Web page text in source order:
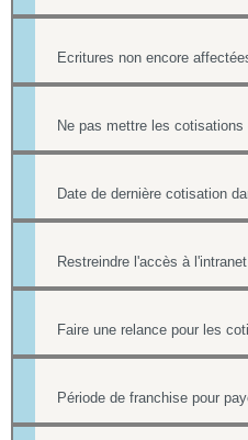
Ecritures non encore
Date de dernière cotisation
Faire une relance pour les
Période de franchise pour